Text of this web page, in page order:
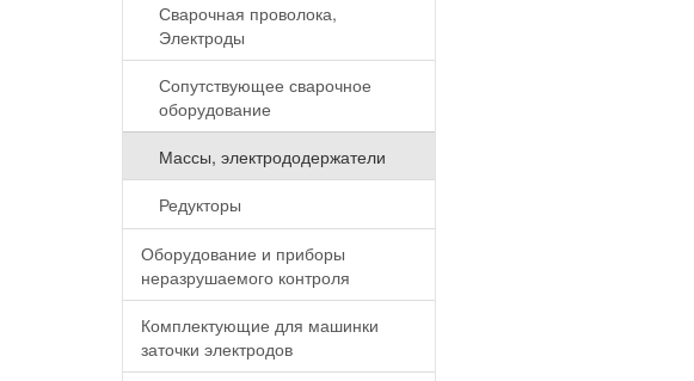
Сварочная проволока,
Электроды
Сопутствующее сварочное
оборудование
Массы, электрододержатели
Редукторы
Оборудование и приборы
неразрушаемого контроля
Комплектующие для машинки
заточки электродов